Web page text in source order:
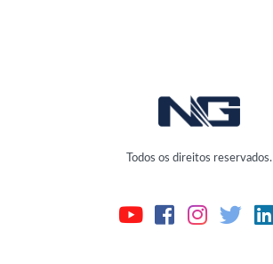
Todos os direitos reservados.